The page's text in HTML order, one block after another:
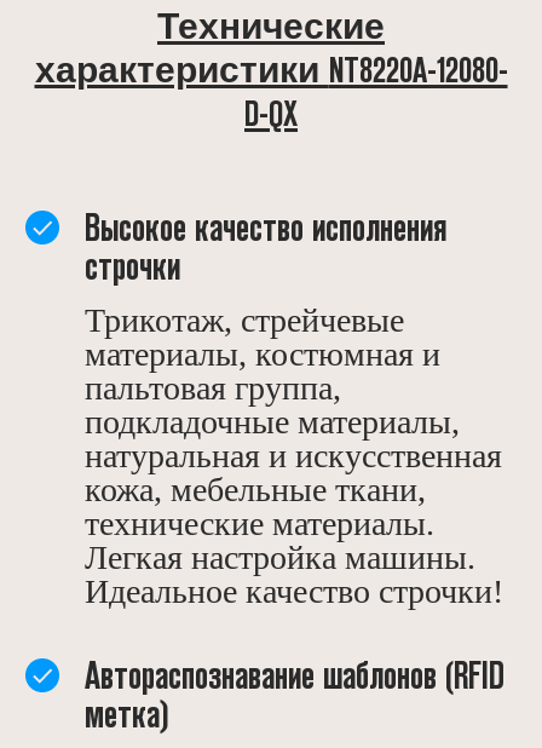
Технические
характеристики NT8220А-12080-
D-QХ
Высокое качество исполнения
строчки
Трикотаж, стрейчевые
материалы, костюмная и
пальтовая группа,
подкладочные материалы,
натуральная и искусственная
кожа, мебельные ткани,
технические материалы.
Легкая настройка машины.
Идеальное качество строчки!
Автораспознавание шаблонов (RFID
метка)